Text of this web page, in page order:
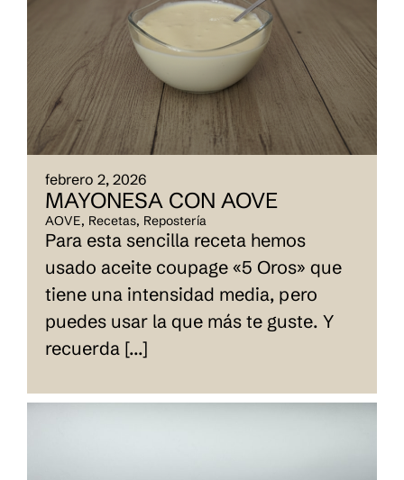
febrero 2, 2026
MAYONESA CON AOVE
AOVE, Recetas, Repostería
Para esta sencilla receta hemos
usado aceite coupage «5 Oros» que
tiene una intensidad media, pero
puedes usar la que más te guste. Y
recuerda [...]